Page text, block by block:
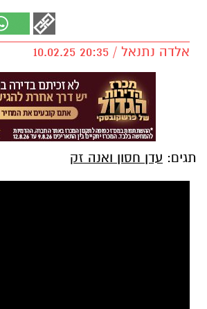
אלדה נתנאל / 20:35 10.02.25
תגים: עדן חסון ואנה זק